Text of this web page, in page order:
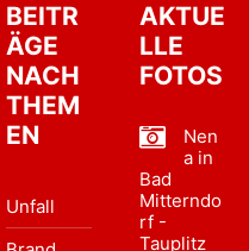
BEITR
ÄGE
NACH
THEM
EN
Unfall
AKTUE
LLE
FOTOS
Nen
a in
Bad
Mitterndo
rf -
Tauplitz